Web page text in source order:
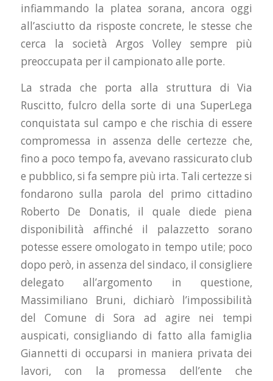
infiammando la platea sorana, ancora oggi
all’asciutto da risposte concrete, le stesse che
cerca la società Argos Volley sempre più
preoccupata per il campionato alle porte.
La strada che porta alla struttura di Via
Ruscitto, fulcro della sorte di una SuperLega
conquistata sul campo e che rischia di essere
compromessa in assenza delle certezze che,
fino a poco tempo fa, avevano rassicurato club
e pubblico, si fa sempre più irta. Tali certezze si
fondarono sulla parola del primo cittadino
Roberto De Donatis, il quale diede piena
disponibilità affinché il palazzetto sorano
potesse essere omologato in tempo utile; poco
dopo però, in assenza del sindaco, il consigliere
delegato all’argomento in questione,
Massimiliano Bruni, dichiarò l’impossibilità
del Comune di Sora ad agire nei tempi
auspicati, consigliando di fatto alla famiglia
Giannetti di occuparsi in maniera privata dei
lavori, con la promessa dell’ente che